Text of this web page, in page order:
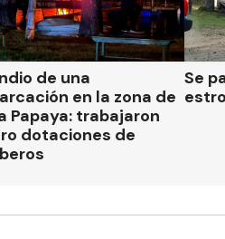
de una
en la zona de
Papaya: trabajaron
dotaciones de
Se